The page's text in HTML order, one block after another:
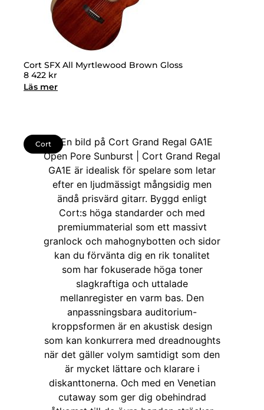
Cort SFX All Myrtlewood Brown Gloss
8 422 kr
Läs mer
Cort